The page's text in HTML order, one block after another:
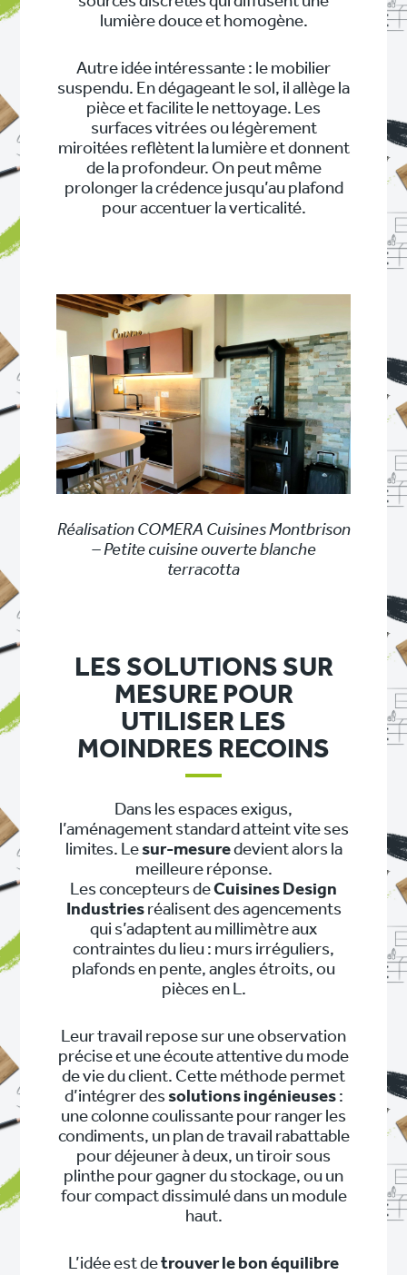
lumière douce et homogène.
Autre idée intéressante : le mobilier
suspendu. En dégageant le sol, il allège la
pièce et facilite le nettoyage. Les
surfaces vitrées ou légèrement
miroitées reflètent la lumière et donnent
de la profondeur. On peut même
prolonger la crédence jusqu’au plafond
pour accentuer la verticalité.
Réalisation COMERA Cuisines Montbrison
– Petite cuisine ouverte blanche
terracotta
LES SOLUTIONS SUR
MESURE POUR
UTILISER LES
MOINDRES RECOINS
Dans les espaces exigus,
l’aménagement standard atteint vite ses
limites. Lesur-mesuredevient alors la
meilleure réponse.
Les concepteurs deCuisines Design
Industriesréalisent des agencements
qui s’adaptent au millimètre aux
contraintes du lieu : murs irréguliers,
plafonds en pente, angles étroits, ou
pièces en L.
Leur travail repose sur une observation
précise et une écoute attentive du mode
de vie du client. Cette méthode permet
d’intégrer dessolutions ingénieuses:
une colonne coulissante pour ranger les
condiments, un plan de travail rabattable
pour déjeuner à deux, un tiroir sous
plinthe pour gagner du stockage, ou un
four compact dissimulé dans un module
haut.
L’idée est detrouver le bon équilibre